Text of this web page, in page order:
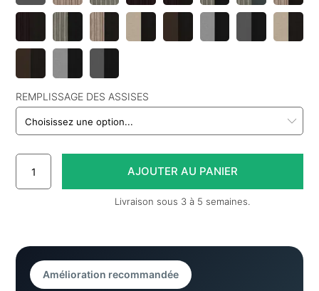
REMPLISSAGE DES ASSISES
Livraison sous 3 à 5 semaines.
Amélioration recommandée